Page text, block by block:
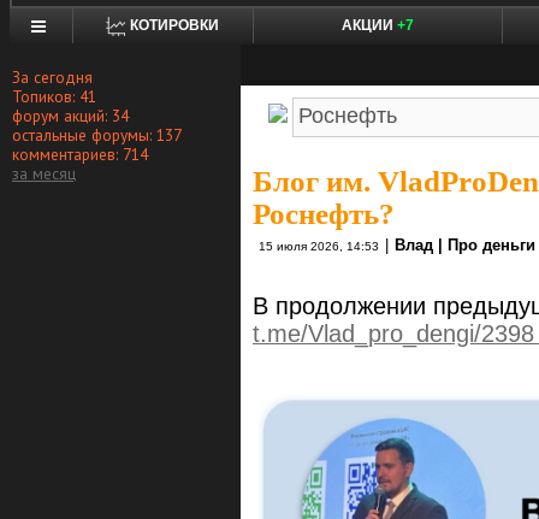
КОТИРОВКИ АКЦИИ +7
За сегодня
Топиков: 41
форум акций: 34
остальные форумы: 137
комментариев: 714
за месяц
Блог им.
Роснефть?
15 июля 2026, 14:53 Влад | Про деньги
В продолжении
t.me/Vlad_pro_dengi/